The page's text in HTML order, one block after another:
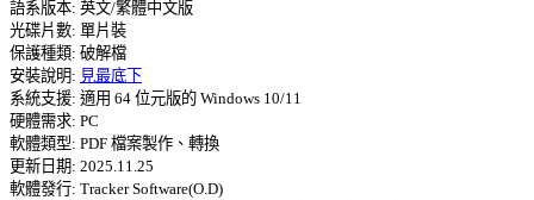
語系版本: 英文/繁體中文版
光碟片數: 單片裝
保護種類: 破解檔
安裝說明: 見最底下
系統支援: 適用 64 位元版的 Windows 10/11
硬體需求: PC
軟體類型: PDF 檔案製作、轉換
更新日期: 2025.11.25
軟體發行: Tracker Software(O.D)